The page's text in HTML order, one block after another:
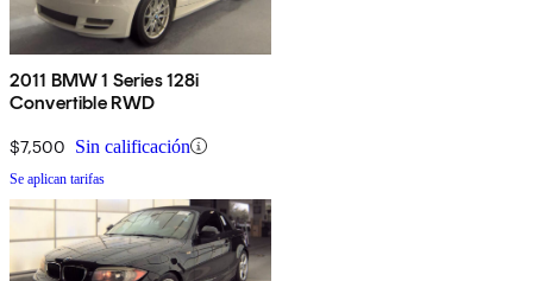
2011 BMW 1 Series 128i
Convertible RWD
$7,500 Sin calificación
Se aplican tarifas